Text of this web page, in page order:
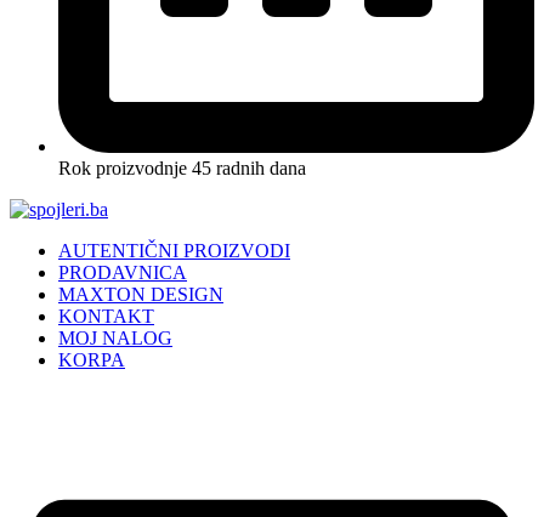
Rok proizvodnje 45 radnih dana
AUTENTIČNI PROIZVODI
PRODAVNICA
MAXTON DESIGN
KONTAKT
MOJ NALOG
KORPA